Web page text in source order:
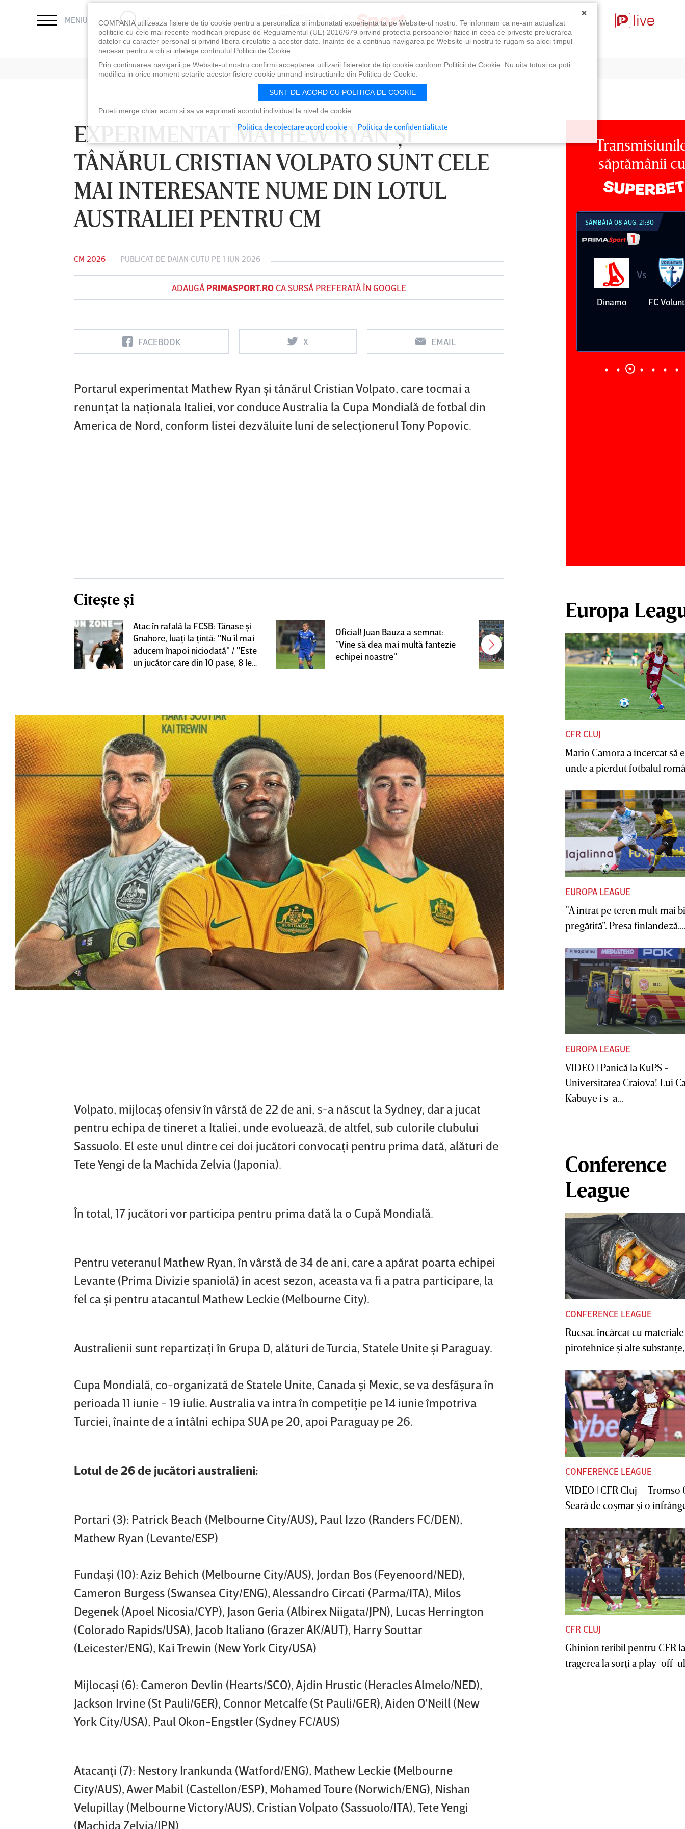
MENIU CAUTĂ
EXPERIMENTAT MATHEW RYAN ŞI
TÂNĂRUL CRISTIAN VOLPATO SUNT CELE
MAI INTERESANTE NUME DIN LOTUL
AUSTRALIEI PENTRU CM
CM 2026 PUBLICAT DE DAIAN CUTU PE 1 IUN 2026
ADAUGĂ PRIMASPORT.ROCA SURSĂ PREFERATĂ ÎN GOOGLE
FACEBOOK X EMAIL
Portarul experimentat Mathew Ryan şi tânărul Cristian Volpato, care tocmai a
renunţat la naţionala Italiei, vor conduce Australia la Cupa Mondială de fotbal din
America de Nord, conform listei dezvăluite luni de selecţionerul Tony Popovic.
Citește și
Atac în rafală la FCSB: Tănase şi
Gnahore, luaţi la ţintă: "Nu îl mai
aducem înapoi niciodată" / "Este
un jucător care din 10 pase, 8 le
Oficial! Juan Bauza a semnat:
”Vine să dea mai multă fantezie
echipei noastre”
Jucătorul dorit de Pancu în
Giuleşti vrea să rupă contractul cu
CFR Cluj: ”A făcut notificare la
Volpato, mijlocaş ofensiv în vârstă de 22 de ani, s-a născut la Sydney, dar a jucat
pentru echipa de tineret a Italiei, unde evoluează, de altfel, sub culorile clubului
Sassuolo. El este unul dintre cei doi jucători convocaţi pentru prima dată, alături de
Tete Yengi de la Machida Zelvia (Japonia).
În total, 17 jucători vor participa pentru prima dată la o Cupă Mondială.
Pentru veteranul Mathew Ryan, în vârstă de 34 de ani, care a apărat poarta echipei
Levante (Prima Divizie spaniolă) în acest sezon, aceasta va fi a patra participare, la
fel ca şi pentru atacantul Mathew Leckie (Melbourne City).
Australienii sunt repartizaţi în Grupa D, alături de Turcia, Statele Unite şi Paraguay.
Cupa Mondială, co-organizată de Statele Unite, Canada şi Mexic, se va desfăşura în
perioada 11 iunie - 19 iulie. Australia va intra în competiţie pe 14 iunie împotriva
Turciei, înainte de a întâlni echipa SUA pe 20, apoi Paraguay pe 26.
Lotul de 26 de jucători australieni:
Portari (3): Patrick Beach (Melbourne City/AUS), Paul Izzo (Randers FC/DEN),
Mathew Ryan (Levante/ESP)
Fundaşi (10): Aziz Behich (Melbourne City/AUS), Jordan Bos (Feyenoord/NED),
Cameron Burgess (Swansea City/ENG), Alessandro Circati (Parma/ITA), Milos
Degenek (Apoel Nicosia/CYP), Jason Geria (Albirex Niigata/JPN), Lucas Herrington
(Colorado Rapids/USA), Jacob Italiano (Grazer AK/AUT), Harry Souttar
(Leicester/ENG), Kai Trewin (New York City/USA)
Mijlocaşi (6): Cameron Devlin (Hearts/SCO), Ajdin Hrustic (Heracles Almelo/NED),
Jackson Irvine (St Pauli/GER), Connor Metcalfe (St Pauli/GER), Aiden O'Neill (New
York City/USA), Paul Okon-Engstler (Sydney FC/AUS)
Atacanţi (7): Nestory Irankunda (Watford/ENG), Mathew Leckie (Melbourne
City/AUS), Awer Mabil (Castellon/ESP), Mohamed Toure (Norwich/ENG), Nishan
Velupillay (Melbourne Victory/AUS), Cristian Volpato (Sassuolo/ITA), Tete Yengi
(Machida Zelvia/JPN)
săptămânii cu
LUNI 10 AUG, 18:30
FC Botoşani
Vs
Corvinul
LUNI 10 AUG, 21:30
Sepsi OSK Sf
Vs
FCSB
VINERI 07 AUG, 21:00
UTA Arad
Vs
Rapid
Farul
Vs
SÂMBĂTĂ 08 AUG, 21:30
Dinamo
Vs
FC
Europa
CFR CLUJ
Mario Camora a încercat să
unde a pierdut fotbalul
EUROPA LEAGUE
”A intrat pe teren mult mai
pregătită”. Presa
EUROPA LEAGUE
VIDEO | Panică la KuPS -
Universitatea Craiova! Lui
Kabuye i s-a...
Conference
League
CONFERENCE LEAGUE
Rucsac încărcat cu materiale
pirotehnice şi alte substanţe,
CONFERENCE LEAGUE
VIDEO | CFR Cluj – Tromso
Seară de coşmar şi o
CFR CLUJ
Ghinion teribil pentru CFR la
tragerea la sorţi a play-off-
×
COMPANIA utilizeaza fisiere de tip cookie pentru a personaliza si imbunatati experienta ta pe Website-ul nostru. Te informam ca ne-am actualizat
politicile cu cele mai recente modificari propuse de Regulamentul (UE) 2016/679 privind protectia persoanelor fizice in ceea ce priveste prelucrarea
datelor cu caracter personal si privind libera circulatie a acestor date. Inainte de a continua navigarea pe Website-ul nostru te rugam sa aloci timpul
necesar pentru a citi si intelege continutul Politicii de Cookie.
Prin continuarea navigarii pe Website-ul nostru confirmi acceptarea utilizarii fisierelor de tip cookie conform Politicii de Cookie. Nu uita totusi ca poti
modifica in orice moment setarile acestor fisiere cookie urmand instructiunile din Politica de Cookie.
SUNT DE ACORD CU POLITICA DE COOKIE
Puteti merge chiar acum si sa va exprimati acordul individual la nivel de cookie:
Politica de colectare acord cookie Politica de confidentialitate